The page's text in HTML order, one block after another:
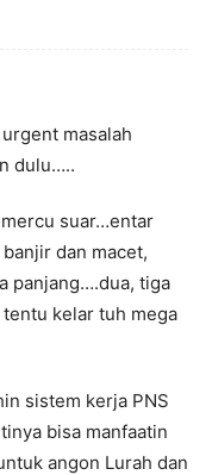
masalah
dulu…..
suar…entar
dan macet,
panjang….dua, tiga
kelar tuh mega
sistem kerja PNS
bisa manfaatin
angon Lurah dan